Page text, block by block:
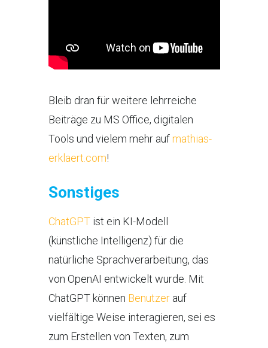
Bleib dran für weitere lehrreiche
Beiträge zu MS Office, digitalen
Tools und vielem mehr aufmathias-
erklaert.com!
Sonstiges
ChatGPTist ein KI-Modell
(künstliche Intelligenz) für die
natürliche Sprachverarbeitung, das
von OpenAI entwickelt wurde. Mit
ChatGPT können Benutzerauf
vielfältige Weise interagieren, sei es
zum Erstellen von Texten, zum